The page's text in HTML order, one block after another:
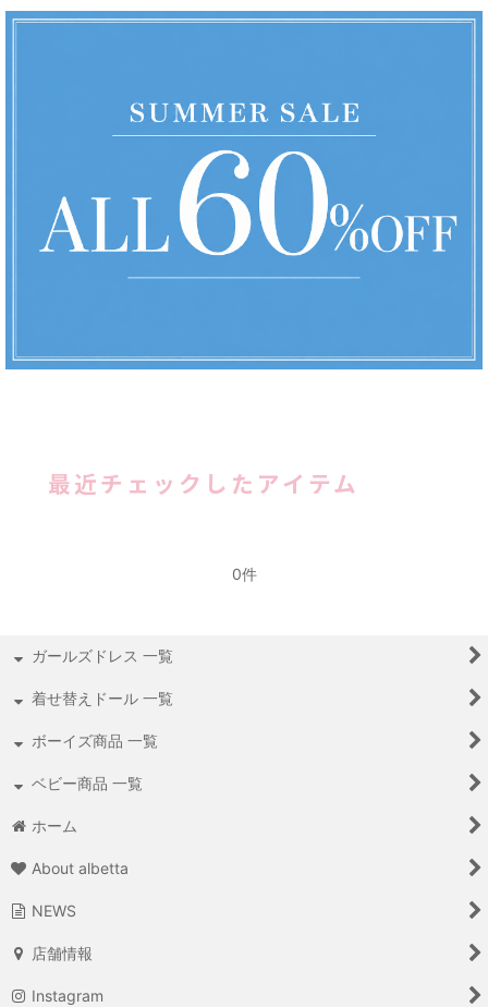
最近チェックしたアイテム
0件
ガールズドレス 一覧
着せ替えドール 一覧
ボーイズ商品 一覧
ベビー商品 一覧
ホーム
About albetta
NEWS
店舗情報
Instagram